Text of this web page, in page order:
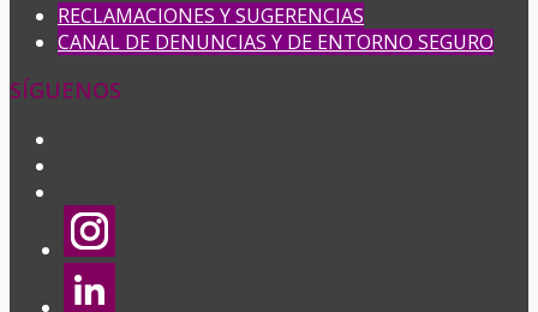
RECLAMACIONES Y SUGERENCIAS
CANAL DE DENUNCIAS Y DE ENTORNO SEGURO
SÍGUENOS